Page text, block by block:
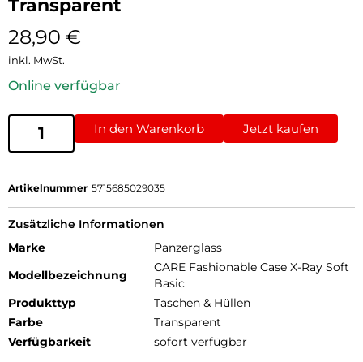
Transparent
28,90 €
inkl. MwSt.
Online verfügbar
In den Warenkorb Jetzt kaufen
Artikelnummer 5715685029035
Zusätzliche Informationen
Marke
Panzerglass
Modellbezeichnung
CARE Fashionable Case X-Ray Soft
Basic
Produkttyp
Taschen & Hüllen
Farbe
Transparent
Verfügbarkeit
sofort verfügbar